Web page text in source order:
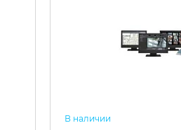
В наличии